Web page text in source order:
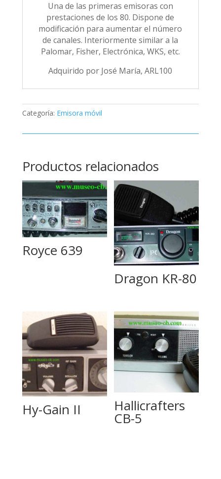
Una de las primeras emisoras con
prestaciones de los 80. Dispone de
modificación para aumentar el número
de canales. Interiormente similar a la
Palomar, Fisher, Electrónica, WKS, etc.
Adquirido por José María, ARL100
Categoría: Emisora móvil
Productos relacionados
Royce 639
Dragon KR-80
Hy-Gain II Hallicrafters
CB-5